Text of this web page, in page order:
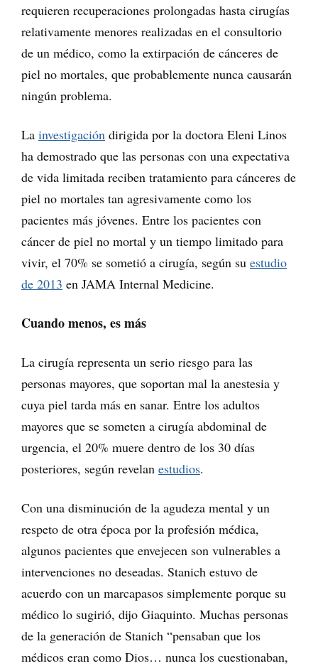
requieren recuperaciones prolongadas hasta cirugías
relativamente menores realizadas en el consultorio
de un médico, como la extirpación de cánceres de
piel no mortales, que probablemente nunca causarán
ningún problema.
La investigación dirigida por la doctora Eleni Linos
ha demostrado que las personas con una expectativa
de vida limitada reciben tratamiento para cánceres de
piel no mortales tan agresivamente como los
pacientes más jóvenes. Entre los pacientes con
cáncer de piel no mortal y un tiempo limitado para
vivir, el 70% se sometió a cirugía, según su estudio
de 2013 en JAMA Internal Medicine.
Cuando menos, es más
La cirugía representa un serio riesgo para las
personas mayores, que soportan mal la anestesia y
cuya piel tarda más en sanar. Entre los adultos
mayores que se someten a cirugía abdominal de
urgencia, el 20% muere dentro de los 30 días
posteriores, según revelan estudios.
Con una disminución de la agudeza mental y un
respeto de otra época por la profesión médica,
algunos pacientes que envejecen son vulnerables a
intervenciones no deseadas. Stanich estuvo de
acuerdo con un marcapasos simplemente porque su
médico lo sugirió, dijo Giaquinto. Muchas personas
de la generación de Stanich “pensaban que los
médicos eran como Dios… nunca los cuestionaban,